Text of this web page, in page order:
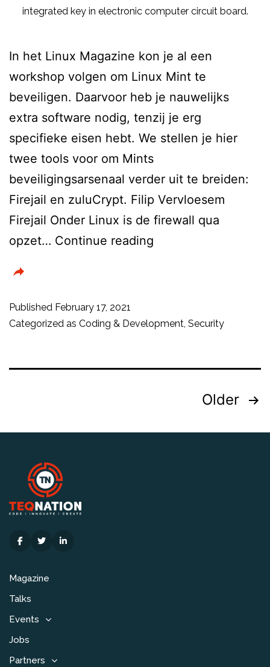
integrated key in electronic computer circuit board.
In het Linux Magazine kon je al een
workshop volgen om Linux Mint te
beveiligen. Daarvoor heb je nauwelijks
extra software nodig, tenzij je erg
specifieke eisen hebt. We stellen je hier
twee tools voor om Mints
beveiligingsarsenaal verder uit te breiden:
Firejail en zuluCrypt. Filip Vervloesem
Firejail Onder Linux is de firewall qua
opzet… Continue reading
Mint
Published February 17, 2021
Categorized as Coding & Development, Security
pagination
Older
Magazine
Talks
Events
Jobs
Partners